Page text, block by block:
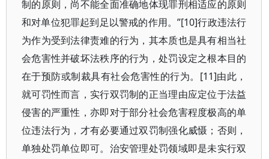
制的原则，尚不能全面准确地体现罪刑相适应的原则
和对单位犯罪起到足以警戒的作用。”[10]行政违法行
为作为受到法律责难的行为，其本质也是具有相当社
会危害性并破坏法秩序的行为，处罚设定之根本目的
在于预防或制裁具有社会危害性的行为。[11]由此，
就可罚性而言，实行双罚制的正当理由应定位于法益
侵害的严重性，亦即对于部分社会危害程度极高的单
位违法行为，才有必要通过双罚制强化威慑；否则，
单独处罚单位即可。治安管理处罚领域即是未实行双